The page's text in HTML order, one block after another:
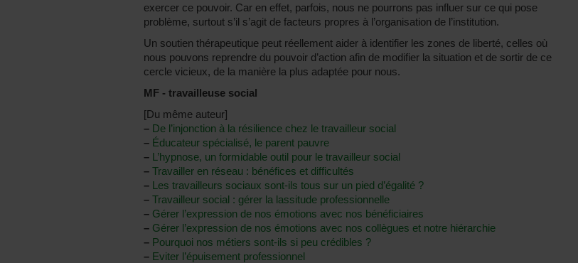
exercer ce pouvoir. Car en effet, parfois, nous ne pourrons pas influer sur ce qui pose
problème, surtout s’il s’agit de facteurs propres à l’organisation de l’institution.
Un soutien thérapeutique peut réellement aider à identifier les zones de liberté, celles où
nous pouvons reprendre du pouvoir d’action afin de modifier la situation et de sortir de ce
cercle vicieux, de la manière la plus adaptée pour nous.
MF - travailleuse social
[Du même auteur]
– De l’injonction à la résilience chez le travailleur social
– Éducateur spécialisé, le parent pauvre
– L’hypnose, un formidable outil pour le travailleur social
– Travailler en réseau : bénéfices et difficultés
– Les travailleurs sociaux sont-ils tous sur un pied d’égalité ?
– Travailleur social : gérer la lassitude professionnelle
– Gérer l’expression de nos émotions avec nos bénéficiaires
– Gérer l’expression de nos émotions avec nos collègues et notre hiérarchie
– Pourquoi nos métiers sont-ils si peu crédibles ?
– Eviter l’épuisement professionnel